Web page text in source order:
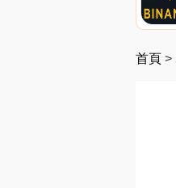
首頁 >